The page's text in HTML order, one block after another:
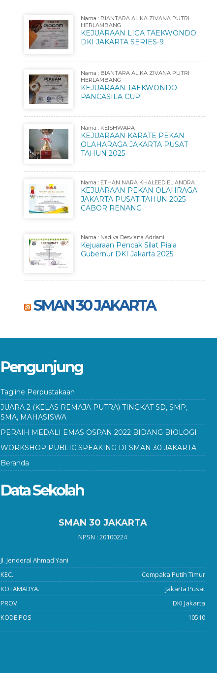
Nama : BIANTARA ALIKA ZIVANA PUTRI
HERLAMBANG
KEJUARAAN LIGA TAEKWONDO
DKI JAKARTA SERIES-9
Nama : BIANTARA ALIKA ZIVANA PUTRI
HERLAMBANG
KEJUARAAN TAEKWONDO
PANCASILA CUP
Nama : KEISHWARA
KEJUARAAN KARATE PEKAN
OLAHARAGA JAKARTA PUSAT
TAHUN 2025
Nama : ETHAN NARA KHALEED ELIANDRA
KEJUARAAN PEKAN OLAHRAGA
JAKARTA PUSAT TAHUN 2025
CABOR RENANG
Nama : Nadiva Desviana Adriani
Kejuaraan Pencak Silat Piala
Gubernur DKI Jakarta 2025
SMAN 30 JAKARTA
Pengunjung
Tagline Perpustakaan
JUARA 2 (KELAS REMAJA PUTRA) TINGKAT SD, SMP,
SMA, MAHASISWA
PERAIH MEDALI EMAS OSPAN 2022 BIDANG BIOLOGI
WORKSHOP PUBLIC SPEAKING DI SMAN 30 JAKARTA
Beranda
Data Sekolah
SMAN 30 JAKARTA
NPSN : 20100224
Jl. Jenderal Ahmad Yani
KEC.
Cempaka Putih Timur
KOTAMADYA.
Jakarta Pusat
PROV.
DKI Jakarta
KODE POS
10510